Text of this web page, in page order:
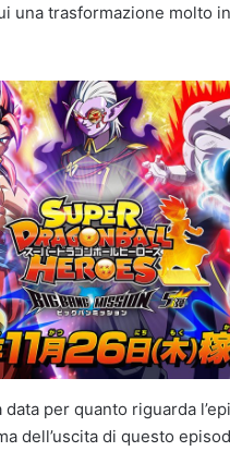
una trasformazione molto
per quanto riguarda
dell’uscita di questo